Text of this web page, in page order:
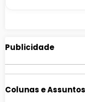
Publicidade
Colunas e Assuntos